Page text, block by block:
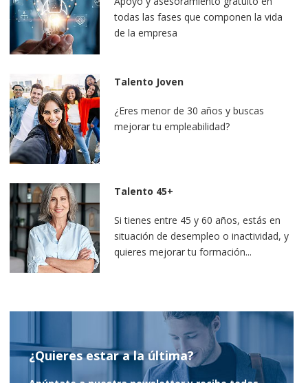
todas las fases que componen la vida
de la empresa
Talento Joven
¿Eres menor de 30 años y buscas
mejorar tu empleabilidad?
Talento 45+
Si tienes entre 45 y 60 años, estás en
situación de desempleo o inactividad, y
quieres mejorar tu formación...
¿Quieres estar a la última?